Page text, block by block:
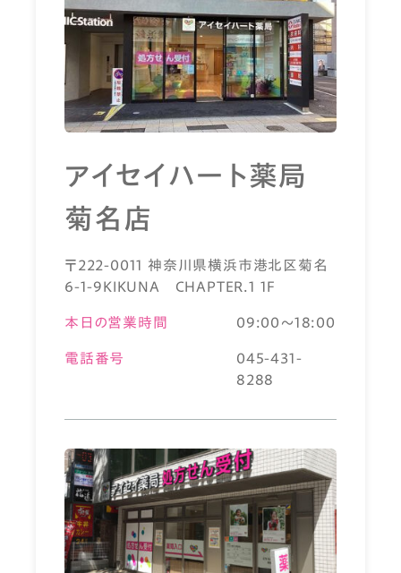
アイセイハート薬局
菊名店
〒222-0011 神奈川県横浜市港北区菊名
6-1-9KIKUNA CHAPTER.1 1F
本日の営業時間 09:00～18:00
電話番号
045-431-
8288